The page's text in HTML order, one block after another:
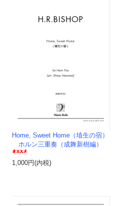
Home, Sweet Home（埴生の宿）
ホルン三重奏（成舞新樹編）
1,000円(内税)